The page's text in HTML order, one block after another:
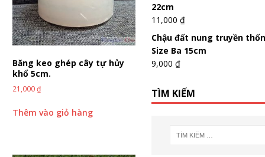
Băng keo ghép cây tự hủy
khổ 5cm.
21,000₫
Thêm vào giỏ hàng
22cm
11,000 ₫
Chậu đất nung truyền
Size Ba 15cm
9,000 ₫
TÌM KIẾM